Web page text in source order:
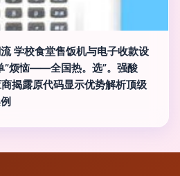
学校食堂售饭机与电子收款设
”烦恼——全国热。选”。强酸
揭露原代码显示优势解析顶级